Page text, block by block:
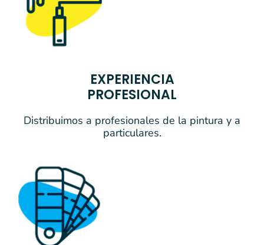
EXPERIENCIA
PROFESIONAL
Distribuimos a profesionales de la pintura y a
particulares.